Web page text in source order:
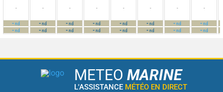
-
-nd
-nd
-
-nd
-nd
-
-nd
-nd
-
-nd
-nd
-
-nd
-nd
-
-nd
-nd
-
-nd
-nd
-
-nd
-nd
METEO MARINE
L'ASSISTANCE MÉTÉO EN DIRECT